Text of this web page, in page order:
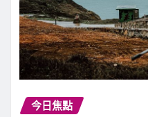
今日焦點